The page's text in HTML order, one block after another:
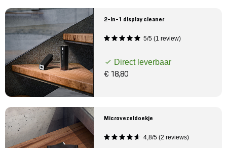
2-in-1 display cleaner
5/5 (1 review)
Direct leverbaar
€ 18,80
Microvezeldoekje
4,8/5 (2 reviews)